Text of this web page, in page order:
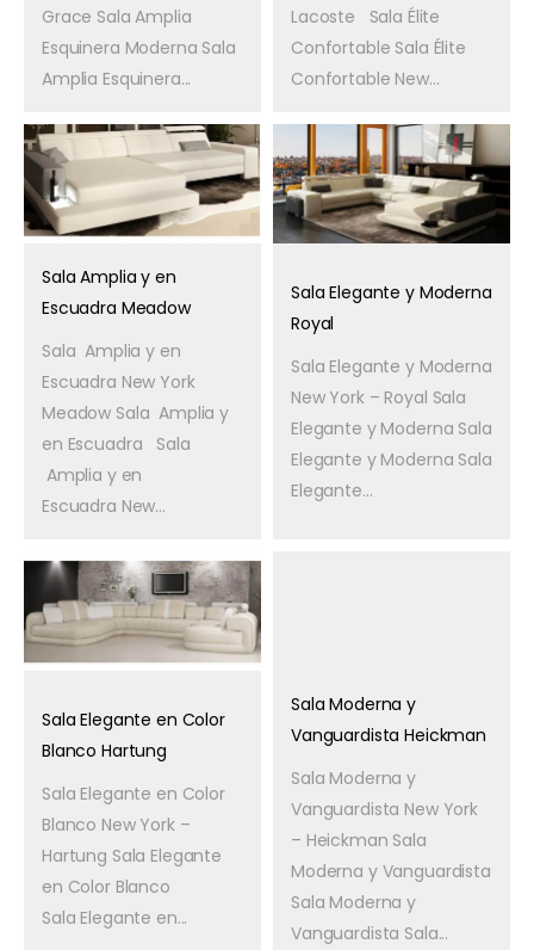
Grace Sala Amplia
Esquinera Moderna Sala
Amplia Esquinera...
Lacoste Sala Élite
Confortable Sala Élite
Confortable New...
Sala Amplia y en
Escuadra Meadow
Sala Amplia y en
Escuadra New York
Meadow Sala Amplia y
en Escuadra Sala
Amplia y en
Escuadra New...
Sala Elegante y Moderna
Royal
Sala Elegante y Moderna
New York – Royal Sala
Elegante y Moderna Sala
Elegante y Moderna Sala
Elegante...
Sala Elegante en Color
Blanco Hartung
Sala Elegante en Color
Blanco New York –
Hartung Sala Elegante
en Color Blanco
Sala Elegante en...
Sala Moderna y
Vanguardista Heickman
Sala Moderna y
Vanguardista New York
– Heickman Sala
Moderna y Vanguardista
Sala Moderna y
Vanguardista Sala...